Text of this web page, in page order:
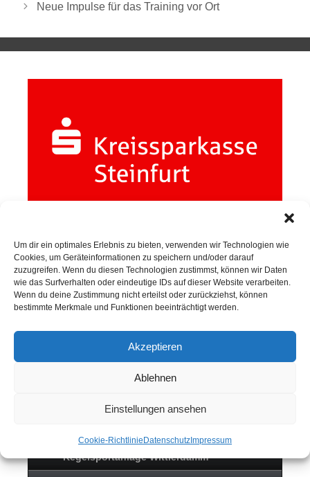
Um dir ein optimales Erlebnis zu bieten, verwenden wir Technologien wie
Cookies, um Geräteinformationen zu speichern und/oder darauf
zuzugreifen. Wenn du diesen Technologien zustimmst, können wir Daten
wie das Surfverhalten oder eindeutige IDs auf dieser Website verarbeiten.
Wenn du deine Zustimmung nicht erteilst oder zurückziehst, können
bestimmte Merkmale und Funktionen beeinträchtigt werden.
Akzeptieren
Ablehnen
Einstellungen ansehen
Cookie-Richtlinie Datenschutz Impressum
Neue Impulse für das Training vor Ort
SPORTKEGELN
Mannschaften
Kegelsportanlage Wittlerdamm